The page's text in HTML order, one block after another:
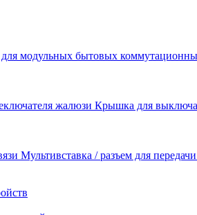
модульных бытовых
Крышка для
Мультивставка / разъем для